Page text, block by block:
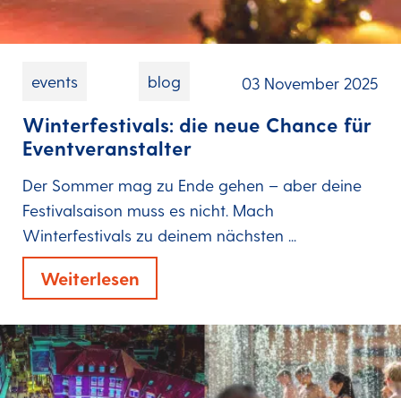
events blog 03 November 2025
Winterfestivals: die neue Chance für
Eventveranstalter
Der Sommer mag zu Ende gehen – aber deine
Festivalsaison muss es nicht. Mach
Winterfestivals zu deinem nächsten ...
Weiterlesen